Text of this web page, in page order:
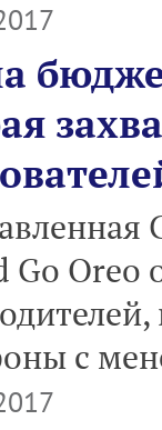
Go Oreo
с